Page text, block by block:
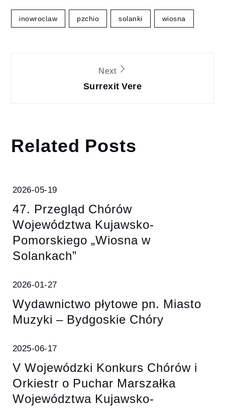
inowrocław pzchio solanki wiosna
Nawigacja
Next
Surrexit Vere
Related Posts
2026-05-19
47. Przegląd Chórów
Województwa Kujawsko-
Pomorskiego „Wiosna w
Solankach”
2026-01-27
Wydawnictwo płytowe pn. Miasto
Muzyki – Bydgoskie Chóry
2025-06-17
V Wojewódzki Konkurs Chórów i
Orkiestr o Puchar Marszałka
Województwa Kujawsko-